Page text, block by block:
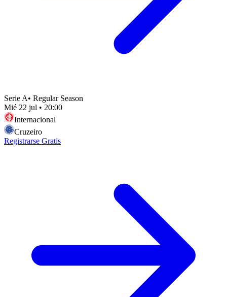
Serie A• Regular Season
Mié 22 jul • 20:00
Internacional
Cruzeiro
Registrarse Gratis